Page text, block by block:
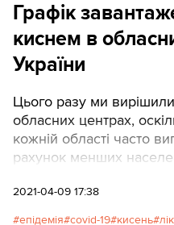
Графік
киснем в
України
Цього разу ми
обласних центрах,
кожній області часто
рахунок менших
2021-04-09 17:38
епідемія covid-19 кисень